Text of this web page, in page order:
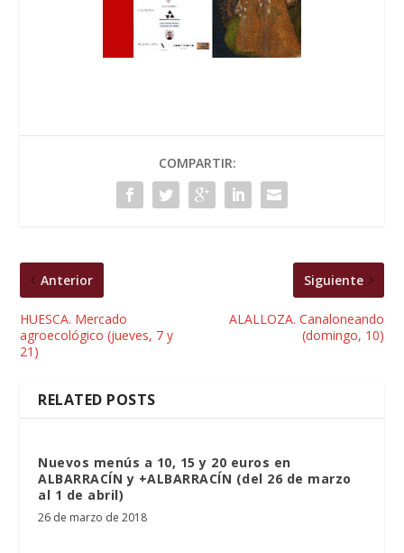
COMPARTIR:
Anterior
HUESCA. Mercado
agroecológico (jueves, 7 y
21)
Siguiente
ALALLOZA. Canaloneando
(domingo, 10)
RELATED POSTS
Nuevos menús a 10, 15 y 20 euros en
ALBARRACÍN y +ALBARRACÍN (del 26 de marzo
al 1 de abril)
26 de marzo de 2018